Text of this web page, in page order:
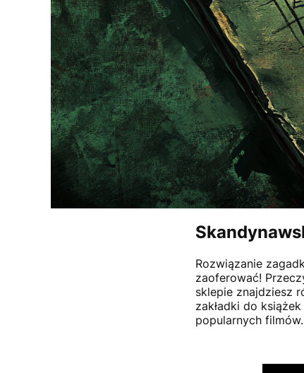
Rozwiązanie
zaoferować!
sklepie znajdziesz
zakładki do
popularnych filmów.